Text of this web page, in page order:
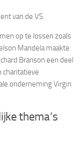
van de VS.
op te lossen zoals
Mandela maakte
Branson een deel
charitatieve
onderneming Virgin
thema’s